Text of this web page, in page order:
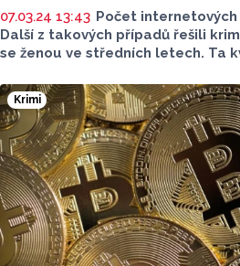
07.03.24 13:43 Počet
Další z takových případů řešili
se ženou ve středních letech. Ta
Krimi